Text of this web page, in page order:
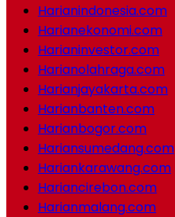
Harianindonesia.com
Harianekonomi.com
Harianinvestor.com
Harianolahraga.com
Harianjayakarta.com
Harianbanten.com
Harianbogor.com
Hariansumedang.com
Hariankarawang.com
Hariancirebon.com
Harianmalang.com